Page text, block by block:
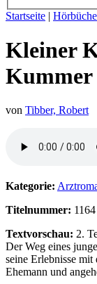
Sie sind hier:
Startseite |
Kleiner
Kummer
von Tibber, Robert
Kategorie:
Titelnummer: 1164
Textvorschau: 2.
Der Weg eines
seine Erlebnisse mit
Ehemann und